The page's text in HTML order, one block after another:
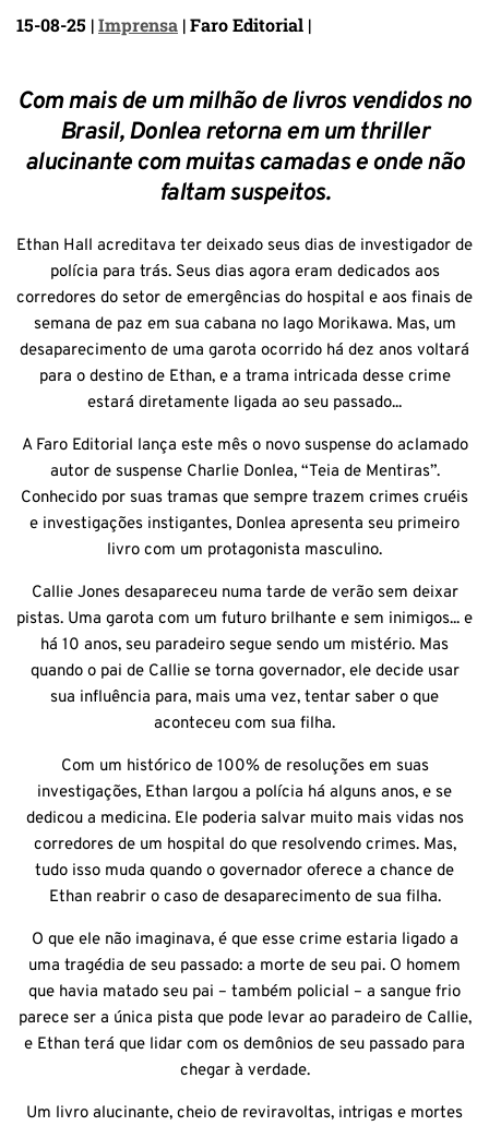
15-08-25 |Imprensa | Faro Editorial |
Com mais de um milhão de livros vendidos no
Brasil, Donlea retorna em um thriller
alucinante com muitas camadas e onde não
faltam suspeitos.
Ethan Hall acreditava ter deixado seus dias de investigador de
polícia para trás. Seus dias agora eram dedicados aos
corredores do setor de emergências do hospital e aos finais de
semana de paz em sua cabana no lago Morikawa. Mas, um
desaparecimento de uma garota ocorrido há dez anos voltará
para o destino de Ethan, e a trama intricada desse crime
estará diretamente ligada ao seu passado...
A Faro Editorial lança este mês o novo suspense do aclamado
autor de suspense Charlie Donlea, “Teia de Mentiras”.
Conhecido por suas tramas que sempre trazem crimes cruéis
e investigações instigantes, Donlea apresenta seu primeiro
livro com um protagonista masculino.
Callie Jones desapareceu numa tarde de verão sem deixar
pistas. Uma garota com um futuro brilhante e sem inimigos... e
há 10 anos, seu paradeiro segue sendo um mistério. Mas
quando o pai de Callie se torna governador, ele decide usar
sua influência para, mais uma vez, tentar saber o que
aconteceu com sua filha.
Com um histórico de 100% de resoluções em suas
investigações, Ethan largou a polícia há alguns anos, e se
dedicou a medicina. Ele poderia salvar muito mais vidas nos
corredores de um hospital do que resolvendo crimes. Mas,
tudo isso muda quando o governador oferece a chance de
Ethan reabrir o caso de desaparecimento de sua filha.
O que ele não imaginava, é que esse crime estaria ligado a
uma tragédia de seu passado: a morte de seu pai. O homem
que havia matado seu pai – também policial – a sangue frio
parece ser a única pista que pode levar ao paradeiro de Callie,
e Ethan terá que lidar com os demônios de seu passado para
chegar à verdade.
Um livro alucinante, cheio de reviravoltas, intrigas e mortes